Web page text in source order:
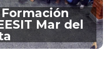
Mar del